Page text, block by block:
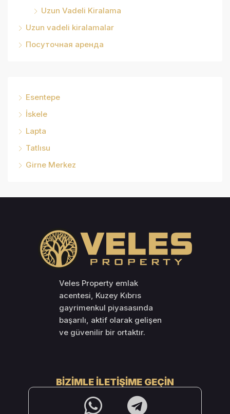
Uzun Vadeli Kiralama
Uzun vadeli kiralamalar
Посуточная аренда
Esentepe
İskele
Lapta
Tatlısu
Girne Merkez
Veles Property emlak
acentesi, Kuzey Kıbrıs
gayrimenkul piyasasında
başarılı, aktif olarak gelişen
ve güvenilir bir ortaktır.
BIZIMLE İLETIŞIME GEÇIN